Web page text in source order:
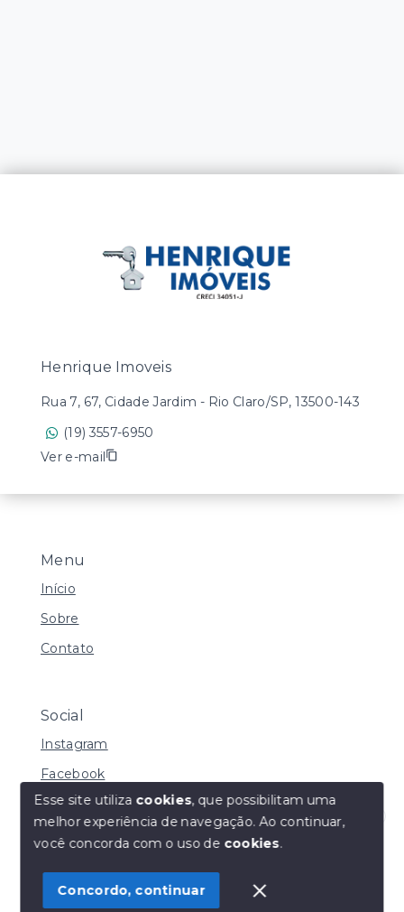
Olá! Estamos disponíveis para te ajudar.
Menu
Início
Sobre
Contato
Social
Instagram
Facebook
© Copyright 2026 - Henrique Imoveis - Todos os
SITE PARA IMOBILIARIA
Henrique Imoveis
Rua 7, 67, Cidade Jardim - Rio Claro/SP, 13500-143
(19) 3557-6950
Ver e-mail
Esse site utiliza cookies, que possibilitam uma
melhor experiência de navegação.Ao continuar,
você concorda com o uso de cookies.
Concordo, continuar